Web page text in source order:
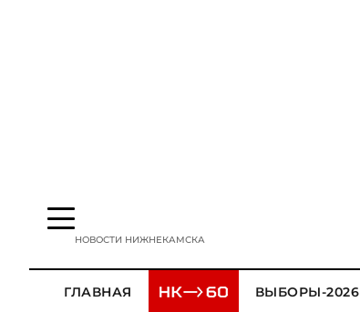
НОВОСТИ НИЖНЕКАМСКА
ГЛАВНАЯ ВЫБОРЫ-2026